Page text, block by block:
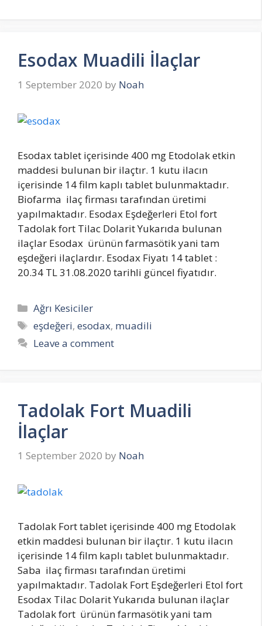
Esodax Muadili İlaçlar
1 September 2020 by Noah
Esodax tablet içerisinde 400 mg Etodolak etkin
maddesi bulunan bir ilaçtır. 1 kutu ilacın
içerisinde 14 film kaplı tablet bulunmaktadır.
Biofarma ilaç firması tarafından üretimi
yapılmaktadır. Esodax Eşdeğerleri Etol fort
Tadolak fort Tilac Dolarit Yukarıda bulunan
ilaçlar Esodax ürünün farmasötik yani tam
eşdeğeri ilaçlardır. Esodax Fiyatı 14 tablet :
20.34 TL 31.08.2020 tarihli güncel fiyatıdır.
Categories
Ağrı Kesiciler
Tags
eşdeğeri,esodax, muadili
Leave a comment
Tadolak Fort Muadili
İlaçlar
1 September 2020 by Noah
Tadolak Fort tablet içerisinde 400 mg Etodolak
etkin maddesi bulunan bir ilaçtır. 1 kutu ilacın
içerisinde 14 film kaplı tablet bulunmaktadır.
Saba ilaç firması tarafından üretimi
yapılmaktadır. Tadolak Fort Eşdeğerleri Etol fort
Esodax Tilac Dolarit Yukarıda bulunan ilaçlar
Tadolak fort ürünün farmasötik yani tam